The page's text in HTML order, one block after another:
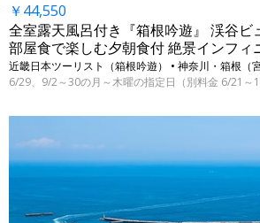
￥44,550
全室露天風呂付き『箱根吟遊』 渓谷ビ
部屋食で楽しむ夕朝食付 絶景インフィ
近畿日本ツーリスト（箱根吟遊） • 神奈川・箱根（
6/29、9/2～30の月～木曜の指定日（別料金 6/21～